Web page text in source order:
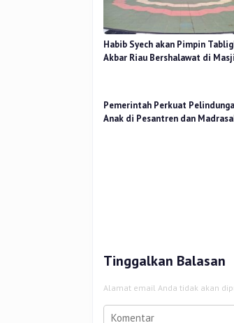
Habib Syech akan Pimpin
Akbar Riau Bershalawat di
Pemerintah Perkuat
Anak di Pesantren dan
Tinggalkan Balasan
Alamat email Anda tidak akan